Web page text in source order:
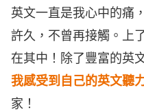
英文一直是我心中的痛
許久，不曾再接觸。上
在其中！除了豐富的英
我感受到自己的英文聽
家！